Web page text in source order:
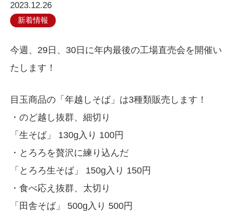
2023.12.26
新着情報
今週、29日、30日に年内最後の工場直売会を開催い
たします！
目玉商品の「年越しそば」は3種類販売します！
・のど越し抜群、細切り
「生そば」 130g入り 100円
・とろろを贅沢に練り込んだ
「とろろ生そば」 150g入り 150円
・食べ応え抜群、太切り
「田舎そば」 500g入り 500円